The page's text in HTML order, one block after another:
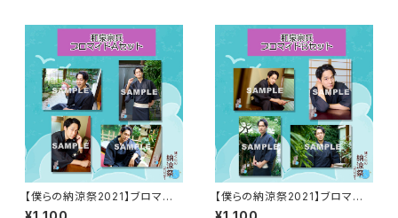
【僕らの納涼祭2021】ブロマイド
A（和泉宗兵）
【僕らの納涼祭2021】ブロマイド
B（和泉宗兵）